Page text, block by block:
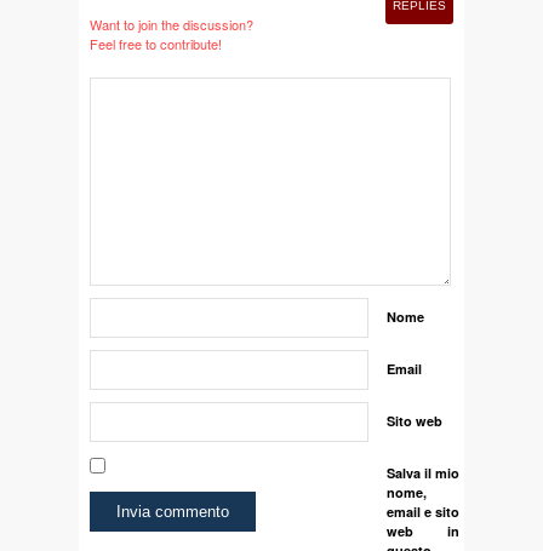
REPLIES
Want to join the discussion?
Feel free to contribute!
Nome
Email
Sito web
Salva il mio
nome,
email e sito
web in